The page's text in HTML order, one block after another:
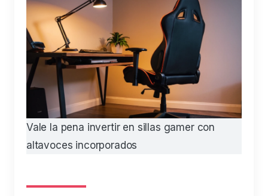
Vale la pena invertir en sillas gamer con
altavoces incorporados